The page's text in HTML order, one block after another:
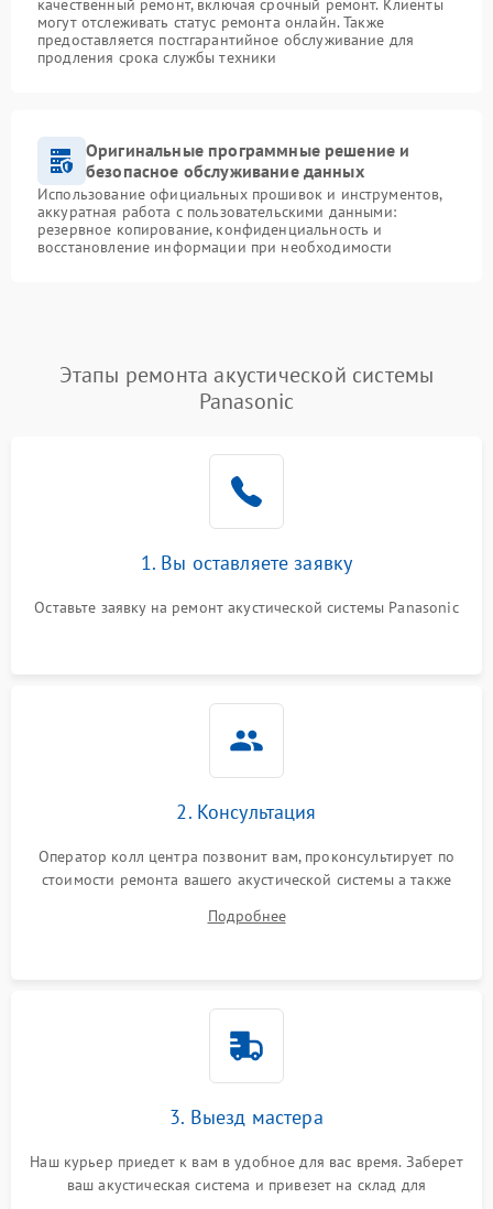
могут отслеживать статус ремонта онлайн. Также
предоставляется постгарантийное обслуживание для
продления срока службы техники
Оригинальные программные решение и
безопасное обслуживание данных
Использование официальных прошивок и инструментов,
аккуратная работа с пользовательскими данными:
резервное копирование, конфиденциальность и
восстановление информации при необходимости
Этапы ремонта акустической системы
Panasonic
1. Вы оставляете заявку
Оставьте заявку на ремонт акустической системы Panasonic
2. Консультация
Оператор колл центра позвонит вам, проконсультирует по
стоимости ремонта вашего акустической системы а также
Подробнее
3. Выезд мастера
Наш курьер приедет к вам в удобное для вас время. Заберет
ваш акустическая система и привезет на склад для